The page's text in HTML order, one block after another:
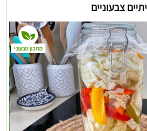
צבעוניים
מתכון טבעוני